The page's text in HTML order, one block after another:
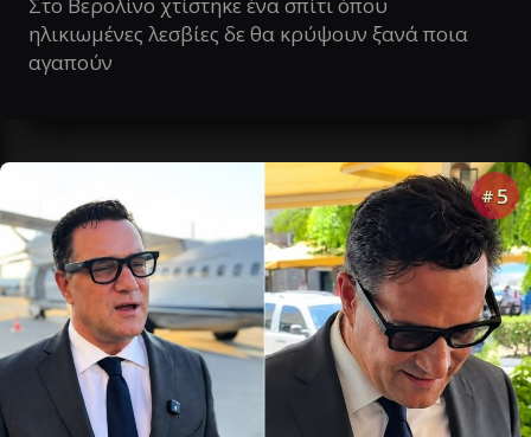
ηλικιωμένες λεσβίες δε θα κρύψουν ξανά ποια
αγαπούν
# 5